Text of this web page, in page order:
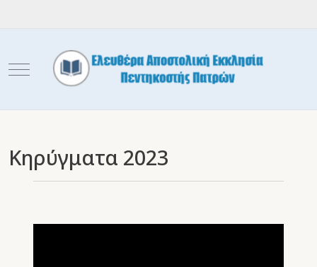
Mobile Menu Toggle
Κηρύγματα 2023